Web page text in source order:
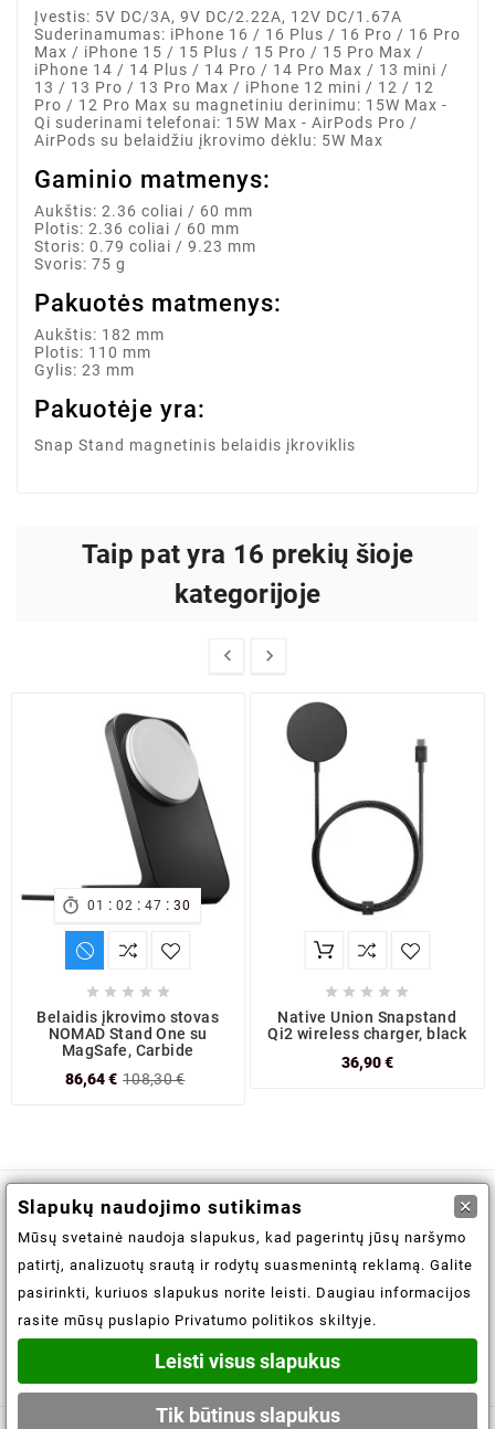
Įvestis: 5V DC/3A, 9V DC/2.22A, 12V DC/1.67A
Suderinamumas: iPhone 16 / 16 Plus / 16 Pro / 16 Pro
Max / iPhone 15 / 15 Plus / 15 Pro / 15 Pro Max /
iPhone 14 / 14 Plus / 14 Pro / 14 Pro Max / 13 mini /
13 / 13 Pro / 13 Pro Max / iPhone 12 mini / 12 / 12
Pro / 12 Pro Max su magnetiniu derinimu: 15W Max -
Qi suderinami telefonai: 15W Max - AirPods Pro /
AirPods su belaidžiu įkrovimo dėklu: 5W Max
Gaminio matmenys:
Aukštis: 2.36 coliai / 60 mm
Plotis: 2.36 coliai / 60 mm
Storis: 0.79 coliai / 9.23 mm
Svoris: 75 g
Pakuotės matmenys:
Aukštis: 182 mm
Plotis: 110 mm
Gylis: 23 mm
Pakuotėje yra:
Snap Stand magnetinis belaidis įkroviklis
Taip pat yra 16 prekių šioje
kategorijoje
 
 01 : 02 : 47 : 30
    
Belaidis įkrovimo stovas
NOMAD Stand One su
MagSafe, Carbide
86,64 € 108,30 €
    
Native Union Snapstand
Qi2 wireless charger, black
36,90 €

Informacija 
Jūsų paskyra 
Slapukų naudojimo sutikimas ×
Mūsų svetainė naudoja slapukus, kad pagerintų jūsų naršymo
patirtį, analizuotų srautą ir rodytų suasmenintą reklamą. Galite
pasirinkti, kuriuos slapukus norite leisti. Daugiau informacijos
rasite mūsų puslapio Privatumo politikos skiltyje.
Leisti visus slapukus
Tik būtinus slapukus